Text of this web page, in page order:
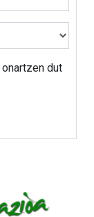
onartzen dut